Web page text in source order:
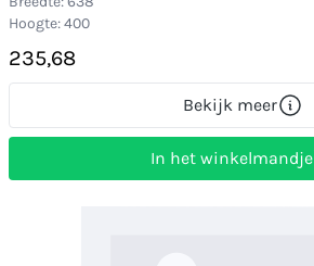
Hoogte: 400
235,68
Bekijk meer
In het winkelmandje